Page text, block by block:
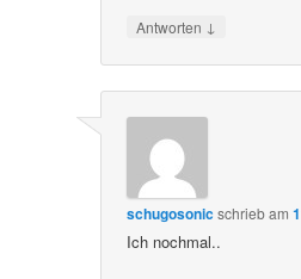
Antworten ↓
schugosonicschriebam
Ich nochmal..